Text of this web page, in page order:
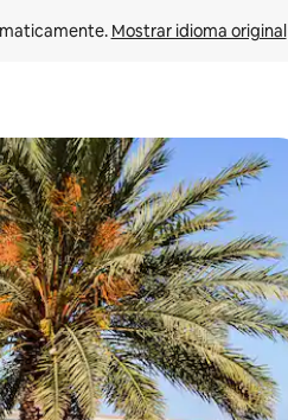
Mostrar idioma original